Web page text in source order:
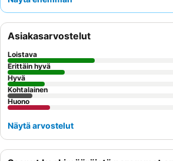
animaatiotiimi, joka järjestää monipuolisia
avuliasta henkilökuntaa
asiakassuhteiden tiimejä, sekä kattavaa
tuoreine ja vaihtelevine valikoimineen.
kokemusta etsivien asiakkaiden kannattaa
joka ei ole vilkkaan Veronicas-kadun
Asiakasarvostelut
Loistava
Erittäin hyvä
Hyvä
Kohtalainen
Huono
Näytä arvostelut